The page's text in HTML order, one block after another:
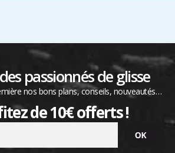
passionnés de glisse
nos bons plans, conseils, nouveautés…
de 10€ offerts !